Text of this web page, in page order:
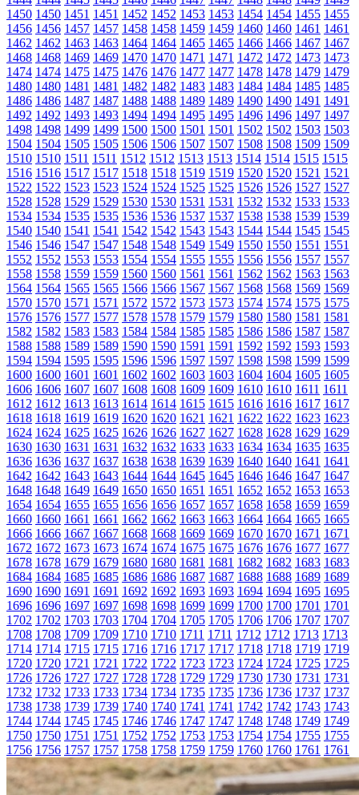
1450 1450 1451 1451 1452 1452 1453 1453 1454 1454 1455 1455
1456 1456 1457 1457 1458 1458 1459 1459 1460 1460 1461 1461
1462 1462 1463 1463 1464 1464 1465 1465 1466 1466 1467 1467
1468 1468 1469 1469 1470 1470 1471 1471 1472 1472 1473 1473
1474 1474 1475 1475 1476 1476 1477 1477 1478 1478 1479 1479
1480 1480 1481 1481 1482 1482 1483 1483 1484 1484 1485 1485
1486 1486 1487 1487 1488 1488 1489 1489 1490 1490 1491 1491
1492 1492 1493 1493 1494 1494 1495 1495 1496 1496 1497 1497
1498 1498 1499 1499 1500 1500 1501 1501 1502 1502 1503 1503
1504 1504 1505 1505 1506 1506 1507 1507 1508 1508 1509 1509
1510 1510 1511 1511 1512 1512 1513 1513 1514 1514 1515 1515
1516 1516 1517 1517 1518 1518 1519 1519 1520 1520 1521 1521
1522 1522 1523 1523 1524 1524 1525 1525 1526 1526 1527 1527
1528 1528 1529 1529 1530 1530 1531 1531 1532 1532 1533 1533
1534 1534 1535 1535 1536 1536 1537 1537 1538 1538 1539 1539
1540 1540 1541 1541 1542 1542 1543 1543 1544 1544 1545 1545
1546 1546 1547 1547 1548 1548 1549 1549 1550 1550 1551 1551
1552 1552 1553 1553 1554 1554 1555 1555 1556 1556 1557 1557
1558 1558 1559 1559 1560 1560 1561 1561 1562 1562 1563 1563
1564 1564 1565 1565 1566 1566 1567 1567 1568 1568 1569 1569
1570 1570 1571 1571 1572 1572 1573 1573 1574 1574 1575 1575
1576 1576 1577 1577 1578 1578 1579 1579 1580 1580 1581 1581
1582 1582 1583 1583 1584 1584 1585 1585 1586 1586 1587 1587
1588 1588 1589 1589 1590 1590 1591 1591 1592 1592 1593 1593
1594 1594 1595 1595 1596 1596 1597 1597 1598 1598 1599 1599
1600 1600 1601 1601 1602 1602 1603 1603 1604 1604 1605 1605
1606 1606 1607 1607 1608 1608 1609 1609 1610 1610 1611 1611
1612 1612 1613 1613 1614 1614 1615 1615 1616 1616 1617 1617
1618 1618 1619 1619 1620 1620 1621 1621 1622 1622 1623 1623
1624 1624 1625 1625 1626 1626 1627 1627 1628 1628 1629 1629
1630 1630 1631 1631 1632 1632 1633 1633 1634 1634 1635 1635
1636 1636 1637 1637 1638 1638 1639 1639 1640 1640 1641 1641
1642 1642 1643 1643 1644 1644 1645 1645 1646 1646 1647 1647
1648 1648 1649 1649 1650 1650 1651 1651 1652 1652 1653 1653
1654 1654 1655 1655 1656 1656 1657 1657 1658 1658 1659 1659
1660 1660 1661 1661 1662 1662 1663 1663 1664 1664 1665 1665
1666 1666 1667 1667 1668 1668 1669 1669 1670 1670 1671 1671
1672 1672 1673 1673 1674 1674 1675 1675 1676 1676 1677 1677
1678 1678 1679 1679 1680 1680 1681 1681 1682 1682 1683 1683
1684 1684 1685 1685 1686 1686 1687 1687 1688 1688 1689 1689
1690 1690 1691 1691 1692 1692 1693 1693 1694 1694 1695 1695
1696 1696 1697 1697 1698 1698 1699 1699 1700 1700 1701 1701
1702 1702 1703 1703 1704 1704 1705 1705 1706 1706 1707 1707
1708 1708 1709 1709 1710 1710 1711 1711 1712 1712 1713 1713
1714 1714 1715 1715 1716 1716 1717 1717 1718 1718 1719 1719
1720 1720 1721 1721 1722 1722 1723 1723 1724 1724 1725 1725
1726 1726 1727 1727 1728 1728 1729 1729 1730 1730 1731 1731
1732 1732 1733 1733 1734 1734 1735 1735 1736 1736 1737 1737
1738 1738 1739 1739 1740 1740 1741 1741 1742 1742 1743 1743
1744 1744 1745 1745 1746 1746 1747 1747 1748 1748 1749 1749
1750 1750 1751 1751 1752 1752 1753 1753 1754 1754 1755 1755
1756 1756 1757 1757 1758 1758 1759 1759 1760 1760 1761 1761